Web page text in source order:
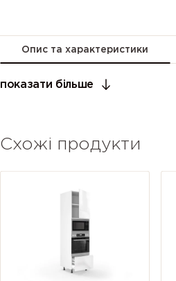
Опис та характеристики
показати більше
Схожі продукти